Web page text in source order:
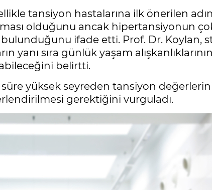
tansiyon hastalarına ilk önerilen
olduğunu ancak hipertansiyonun
ifade etti. Prof. Dr. Koylan,
yanı sıra günlük yaşam
belirtti.
yüksek seyreden tansiyon
gerektiğini vurguladı.